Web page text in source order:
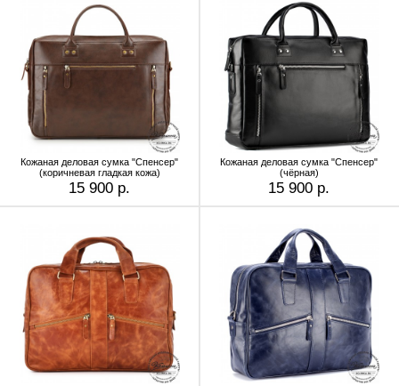
Кожаная деловая сумка "Спенсер"
(коричневая гладкая кожа)
15 900 р.
Кожаная деловая сумка "Спенсер"
(чёрная)
15 900 р.